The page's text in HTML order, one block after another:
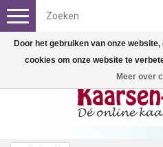
Toggle
navigation
Door het gebruiken van onze
cookies om onze website te
Meer over